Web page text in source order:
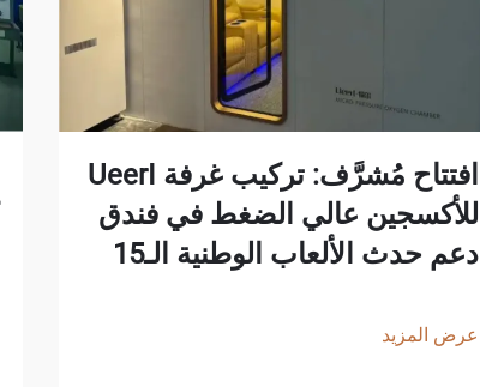
افتتاح مُشرَّف: تركيب غرفة UeerI
للأكسجين عالي الضغط في فندق
دعم حدث الألعاب الوطنية الـ15
عرض المزيد